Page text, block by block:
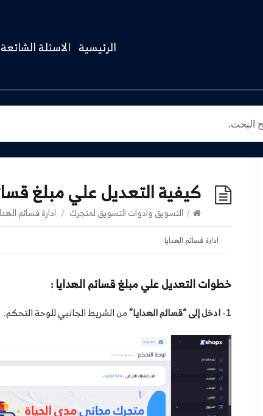
الرئيسية الاسئلة الشائعة
كيفية التعديل علي مبلغ
/ التسويق وادوات التسويق لمتجرك / ادارة قسائم
ادارة قسائم الهدايا
خطوات التعديل علي مبلغ قسائم الهدايا :
1- ادخل إلى “قسائم الهدايا”من الشريط الجانبي للوحة التحكم.